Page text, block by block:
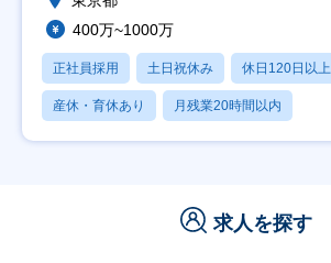
400万~1000万
正社員採用 土日祝休み 休日120日以上
産休・育休あり 月残業20時間以内
求人を探す